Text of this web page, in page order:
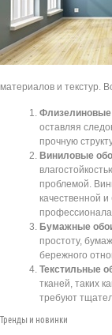
материалов и текстур.
Флизелиновые
оставляя
прочную
Виниловые
проблемой.
качественной
Бумажные
простоту,
бережного
Текстильные
тканей, таких
требуют
Тренды и новинки